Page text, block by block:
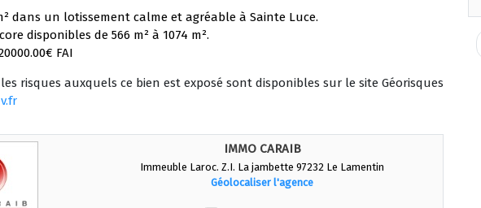
dans un lotissement calme et agréable à Sainte Luce.
disponibles de 566 m² à 1074 m².
FAI
risques auxquels ce bien est exposé sont disponibles sur le site Géorisques
IMMO CARAIB
Immeuble Laroc. Z.I. La jambette 97232 Le Lamentin
Géolocaliser l'agence